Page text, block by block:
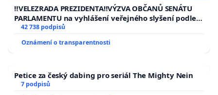
republiky
‼️VELEZRADA PREZIDENTA‼️VÝZVA OBČANŮ SENÁTU
PARLAMENTU na vyhlášení veřejného slyšení podle §
144 jednacího řádu Senátu k návrhu na přijetí
usnesení k podání ústavní žaloby na prezidenta
republiky
42 738 podpisů
Oznámení o transparentnosti
Petice za český dabing pro seriál The Mighty Nein
7 podpisů